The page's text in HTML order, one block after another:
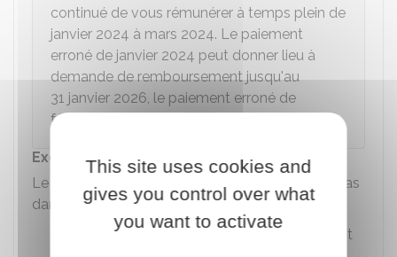
continué de vous rémunérer à temps plein de
janvier 2024 à mars 2024. Le paiement
erroné de janvier 2024 peut donner lieu à
demande de remboursement jusqu'au
31 janvier 2026, le paiement erroné de
février 2024 jusqu'au 28 février 2026, etc.
Exceptions à ce délai de 2 ans
Le délai de prescription de 2 ans ne s'applique pas
dans les 4 cas suivants :
Le délai d'émission du titre de recette est
This site uses cookies and
gives you control over what
you want to activate